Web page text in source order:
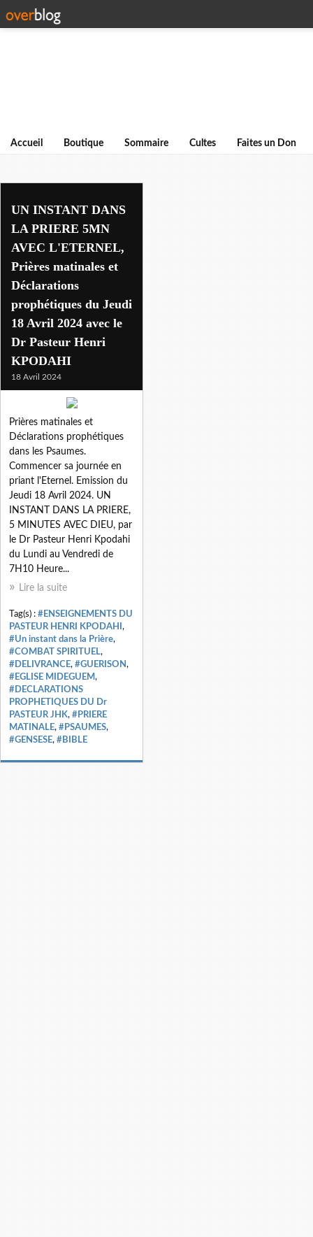
Accueil Boutique Sommaire Cultes Faites un Don
gensese
UN INSTANT DANS
LA PRIERE 5MN
AVEC L'ETERNEL,
Prières matinales et
Déclarations
prophétiques du Jeudi
18 Avril 2024 avec le
Dr Pasteur Henri
KPODAHI
18 Avril 2024
Prières matinales et
Déclarations prophétiques
dans les Psaumes.
Commencer sa journée en
priant l'Eternel. Emission du
Jeudi 18 Avril 2024. UN
INSTANT DANS LA PRIERE,
5 MINUTES AVEC DIEU, par
le Dr Pasteur Henri Kpodahi
du Lundi au Vendredi de
7H10 Heure...
Lire la suite
Tag(s) : #ENSEIGNEMENTS DU
PASTEUR HENRI KPODAHI ,
#Un instant dans la Prière,
#COMBAT SPIRITUEL,
#DELIVRANCE, #GUERISON,
#EGLISE MIDEGUEM,
#DECLARATIONS
PROPHETIQUES DU Dr
PASTEUR JHK, #PRIERE
MATINALE, #PSAUMES,
#GENSESE, #BIBLE